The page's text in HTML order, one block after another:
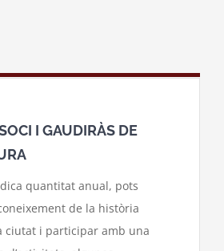
I GAUDIRÀS DE
quantitat anual, pots
de la història
ciutat i participar amb una